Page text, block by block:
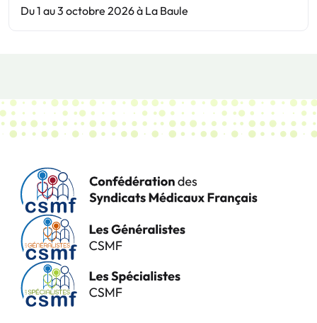
Du 1 au 3 octobre 2026 à La Baule